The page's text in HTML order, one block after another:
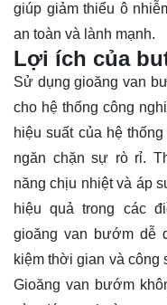
giúp giảm thiểu ô
an toàn và lành mạnh.
Lợi ích của
Sử dụng gioăng van
cho hệ thống công
hiệu suất của hệ
ngăn chặn sự rò rỉ.
năng chịu nhiệt và áp
hiệu quả trong các
gioăng van bướm dễ
kiệm thời gian và công
Gioăng van bướm